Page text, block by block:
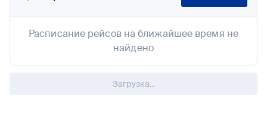
Расписание рейсов на ближайшее время не
найдено
Загрузка...